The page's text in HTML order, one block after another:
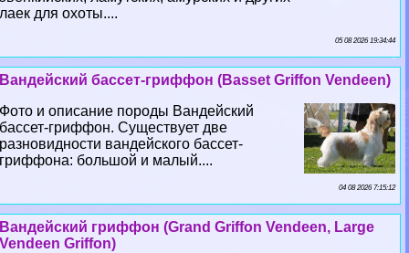
лаек для охоты....
05 08 2026 19:34:44
Вандейский бассет-гриффон (Basset Griffon Vendeen)
Фото и описание породы Вандейский
бассет-гриффон. Существует две
разновидности вандейского бассет-
гриффона: большой и малый....
04 08 2026 7:15:12
Вандейский гриффон (Grand Griffon Vendeen, Large
Vendeen Griffon)